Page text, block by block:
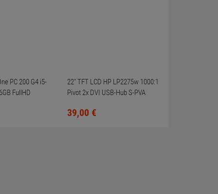
PC 200 G4 i5-
FullHD
22" TFT LCD HP LP2275w 1000:1
Pivot 2x DVI USB-Hub S-PVA
39,00 €